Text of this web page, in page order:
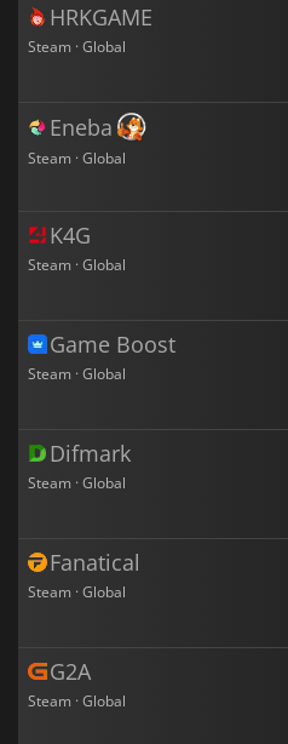
HRKGAME
Steam · Global
Eneba
Steam · Global
K4G
Steam · Global
Game Boost
Steam · Global
Difmark
Steam · Global
Fanatical
Steam · Global
G2A
Steam · Global